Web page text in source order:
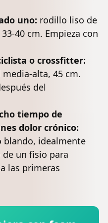
Potente para
Post
uno: rodillo liso de
40 cm. Empieza con
o crossfitter:
alta, 45 cm.
del
tiempo de
dolor crónico:
blando, idealmente
un fisio para
las primeras